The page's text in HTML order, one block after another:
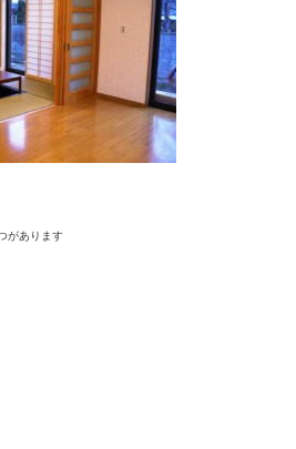
があります